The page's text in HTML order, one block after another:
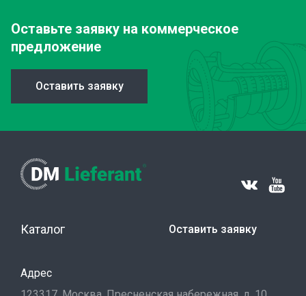
Оставьте заявку на коммерческое
предложение
Оставить заявку
Каталог Оставить заявку
Адрес